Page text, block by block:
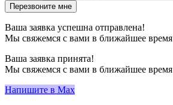
Ваша заявка успешна отправлена!
Мы свяжемся с вами в ближайшее время
Ваша заявка принята!
Мы свяжемся с вами в ближайшее время
Напишите в Max